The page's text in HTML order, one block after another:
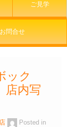
ご見学
お問合せ
ック
店内写
Posted in